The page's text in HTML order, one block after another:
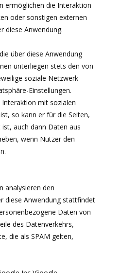
ermöglichen die Interaktion
oder sonstigen externen
diese Anwendung.
über diese Anwendung
unterliegen stets den von
soziale Netzwerk
Einstellungen.
mit sozialen
so kann er für die Seiten,
auch dann Daten aus
wenn Nutzer den
analysieren den
diese Anwendung stattfindet
Daten von
des Datenverkehrs,
die als SPAM gelten,